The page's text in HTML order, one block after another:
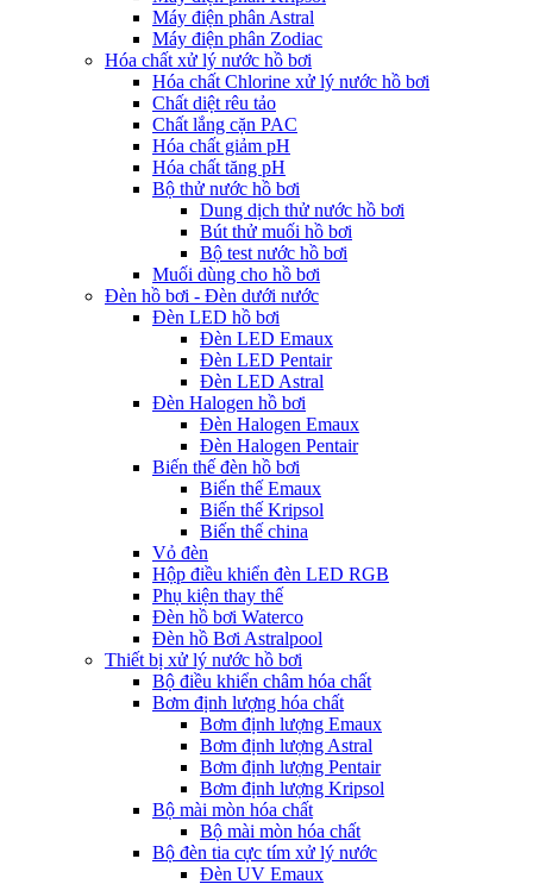
Máy điện phân Astral
Máy điện phân Zodiac
Hóa chất xử lý nước hồ bơi
Hóa chất Chlorine xử lý nước hồ bơi
Chất diệt rêu tảo
Chất lắng cặn PAC
Hóa chất giảm pH
Hóa chất tăng pH
Bộ thử nước hồ bơi
Dung dịch thử nước hồ bơi
Bút thử muối hồ bơi
Bộ test nước hồ bơi
Muối dùng cho hồ bơi
Đèn hồ bơi - Đèn dưới nước
Đèn LED hồ bơi
Đèn LED Emaux
Đèn LED Pentair
Đèn LED Astral
Đèn Halogen hồ bơi
Đèn Halogen Emaux
Đèn Halogen Pentair
Biến thế đèn hồ bơi
Biến thế Emaux
Biến thế Kripsol
Biến thế china
Vỏ đèn
Hộp điều khiển đèn LED RGB
Phụ kiện thay thế
Đèn hồ bơi Waterco
Đèn hồ Bơi Astralpool
Thiết bị xử lý nước hồ bơi
Bộ điều khiển châm hóa chất
Bơm định lượng hóa chất
Bơm định lượng Emaux
Bơm định lượng Astral
Bơm định lượng Pentair
Bơm định lượng Kripsol
Bộ mài mòn hóa chất
Bộ mài mòn hóa chất
Bộ đèn tia cực tím xử lý nước
Đèn UV Emaux